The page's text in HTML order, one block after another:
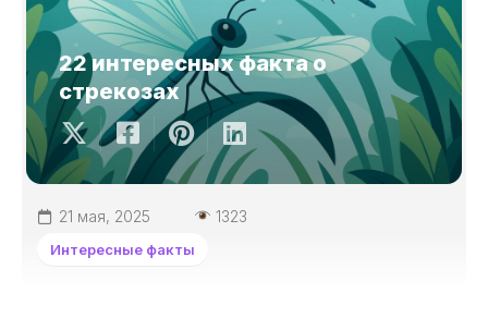
22 интересных факта о
стрекозах
21 мая, 2025 1323
Интересные факты